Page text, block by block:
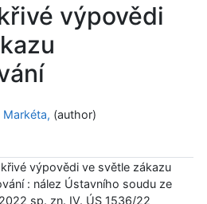
výpovědi
Markéta, (author)
výpovědi ve světle zákazu
: nález Ústavního soudu ze
sp. zn. IV. ÚS 1536/22